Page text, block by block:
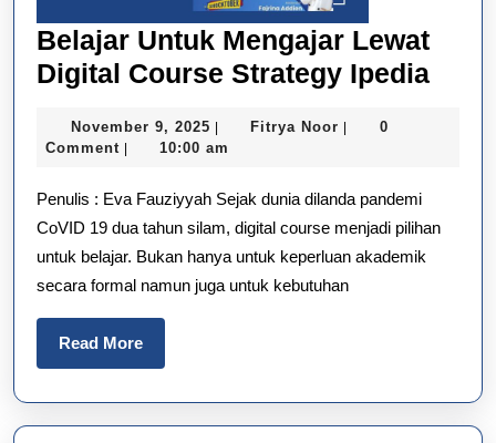
Belajar Untuk Mengajar Lewat
Digital Course Strategy Ipedia
November 9, 2025 November
9,
| Fitrya Noor Fitrya
|
0
Comment | 10:00 am
Penulis : Eva Fauziyyah Sejak dunia dilanda pandemi
CoVID 19 dua tahun silam, digital course menjadi pilihan
untuk belajar. Bukan hanya untuk keperluan akademik
secara formal namun juga untuk kebutuhan
Read MoreRead
More